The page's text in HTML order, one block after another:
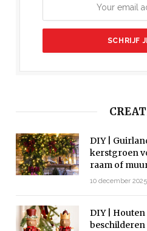
DIY |
kerstgroen
raam of
10 december 2025
DIY |